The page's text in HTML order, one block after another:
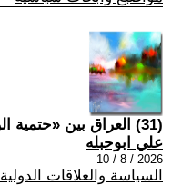
(31) العراق بين «حتمية الرد» وحسابات الدولة
علي ابوحبله
2026 / 8 / 10
السياسة والعلاقات الدولية